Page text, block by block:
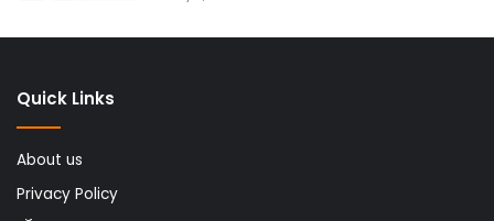
Quick Links
About us
Privacy Policy